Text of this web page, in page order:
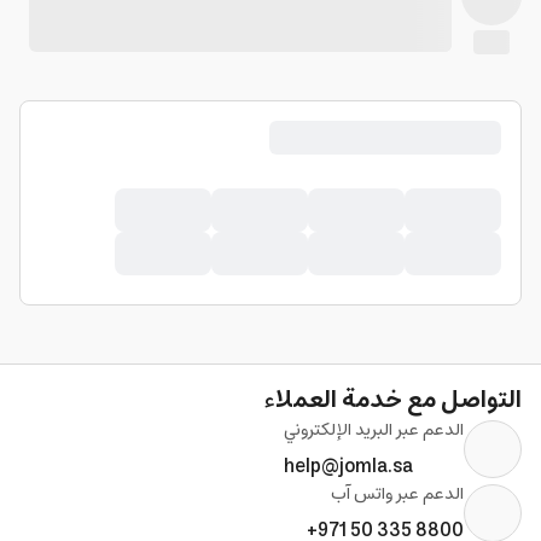
التواصل مع خدمة العملاء
الدعم عبر البريد الإلكتروني
help@jomla.sa
الدعم عبر واتس آب
+971 50 335 8800